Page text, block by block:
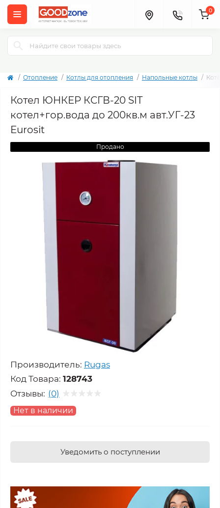
0
Отопление Котлы для отопления Напольные котлы
Котел ЮНКЕР КСГВ-20 SIT
котел+гор.вода до 200кв.м авт.УГ-23
Eurosit
Продано
Производитель: Rugas
Код Товара: 128743
Отзывы: (0)
Нет в наличии
Уведомить о поступлении